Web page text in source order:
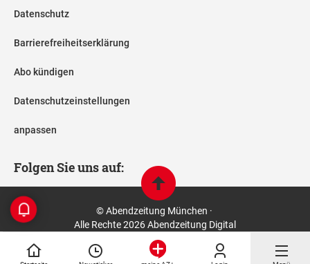
Datenschutz
Barrierefreiheitserklärung
Abo kündigen
Datenschutzeinstellungen
anpassen
Folgen Sie uns auf:
© Abendzeitung München ·
Alle Rechte 2026 Abendzeitung Digital